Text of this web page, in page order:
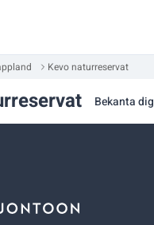
Kevo naturreservat
Bekanta